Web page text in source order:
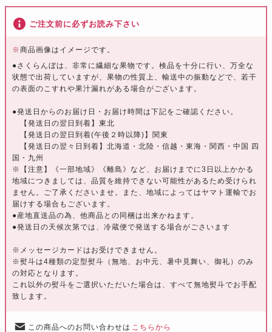
ご注文前に必ずお読み下さい
※商品画像はイメージです。
●さくらんぼは、非常に繊細な果物です。検品を十分に行い、万全な
状態で出荷していますが、果物の性質上、輸送中の振動などで、若干
の表面のこすれや果汁漏れがある場合がございます。
●発送日からのお届け日・お届け時間は下記をご確認ください。
【発送日の翌日到着】東北
【発送日の翌日到着(午後２時以降)】関東
【発送日の翌々日到着】北海道・北陸・信越・東海・関西・中国 四
国・九州
※【注意】《一部地域》《離島》など、お届けまでに3日以上かかる
地域につきましては、品質を維持できない可能性があるため受けられ
ません。ご了承くださいませ。また、地域によってはヤマト運輸でお
届けする場合もございます。
●産地直送品の為、他商品との同梱は出来かねます。
●発送日の天候次第では、冷蔵便で発送する場合がごさいます
※メッセージカードはお受けできません。
※熨斗は4種類の定型熨斗（無地、お中元、暑中見舞い、御礼）のみ
の対応となります。
これ以外の熨斗をご選択いただいた場合は、すべて無地熨斗でお手配
致します。
この商品へのお問い合わせは こちらから